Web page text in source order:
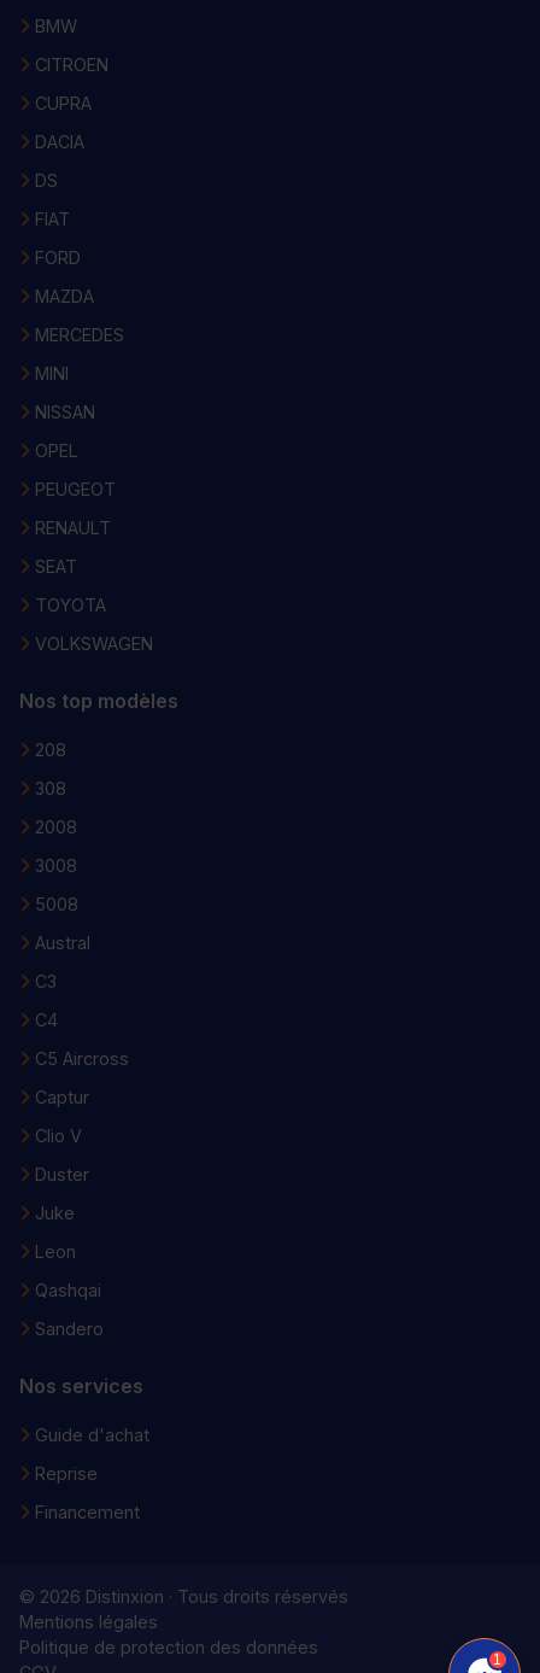
BMW
CITROEN
CUPRA
DACIA
DS
FIAT
FORD
MAZDA
MERCEDES
MINI
NISSAN
OPEL
PEUGEOT
RENAULT
SEAT
TOYOTA
VOLKSWAGEN
Nos top modèles
208
308
2008
3008
5008
Austral
C3
C4
C5 Aircross
Captur
Clio V
Duster
Juke
Leon
Qashqai
Sandero
Nos services
Guide d'achat
Reprise
Financement
© 2026 Distinxion · Tous droits réservés
Mentions légales
Politique de protection des données
1